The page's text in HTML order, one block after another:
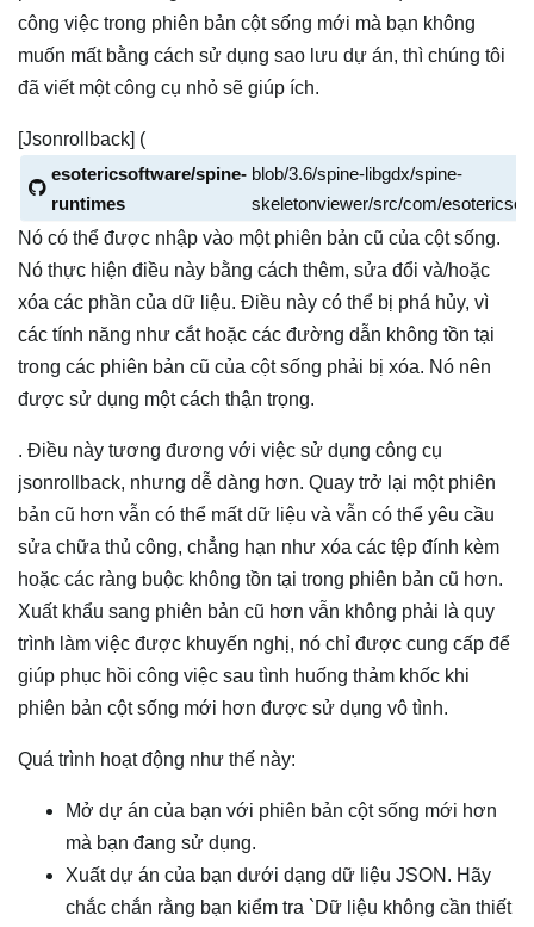
công việc trong phiên bản cột sống mới mà bạn không
muốn mất bằng cách sử dụng sao lưu dự án, thì chúng tôi
đã viết một công cụ nhỏ sẽ giúp ích.
[Jsonrollback] (
esotericsoftware/spine-
runtimes
blob/3.6/spine-libgdx/spine-
skeletonviewer/src/com/
Nó có thể được nhập vào một phiên bản cũ của cột sống.
Nó thực hiện điều này bằng cách thêm, sửa đổi và/hoặc
xóa các phần của dữ liệu. Điều này có thể bị phá hủy, vì
các tính năng như cắt hoặc các đường dẫn không tồn tại
trong các phiên bản cũ của cột sống phải bị xóa. Nó nên
được sử dụng một cách thận trọng.
. Điều này tương đương với việc sử dụng công cụ
jsonrollback, nhưng dễ dàng hơn. Quay trở lại một phiên
bản cũ hơn vẫn có thể mất dữ liệu và vẫn có thể yêu cầu
sửa chữa thủ công, chẳng hạn như xóa các tệp đính kèm
hoặc các ràng buộc không tồn tại trong phiên bản cũ hơn.
Xuất khẩu sang phiên bản cũ hơn vẫn không phải là quy
trình làm việc được khuyến nghị, nó chỉ được cung cấp để
giúp phục hồi công việc sau tình huống thảm khốc khi
phiên bản cột sống mới hơn được sử dụng vô tình.
Quá trình hoạt động như thế này:
Mở dự án của bạn với phiên bản cột sống mới hơn
mà bạn đang sử dụng.
Xuất dự án của bạn dưới dạng dữ liệu JSON. Hãy
chắc chắn rằng bạn kiểm tra `Dữ liệu không cần thiết